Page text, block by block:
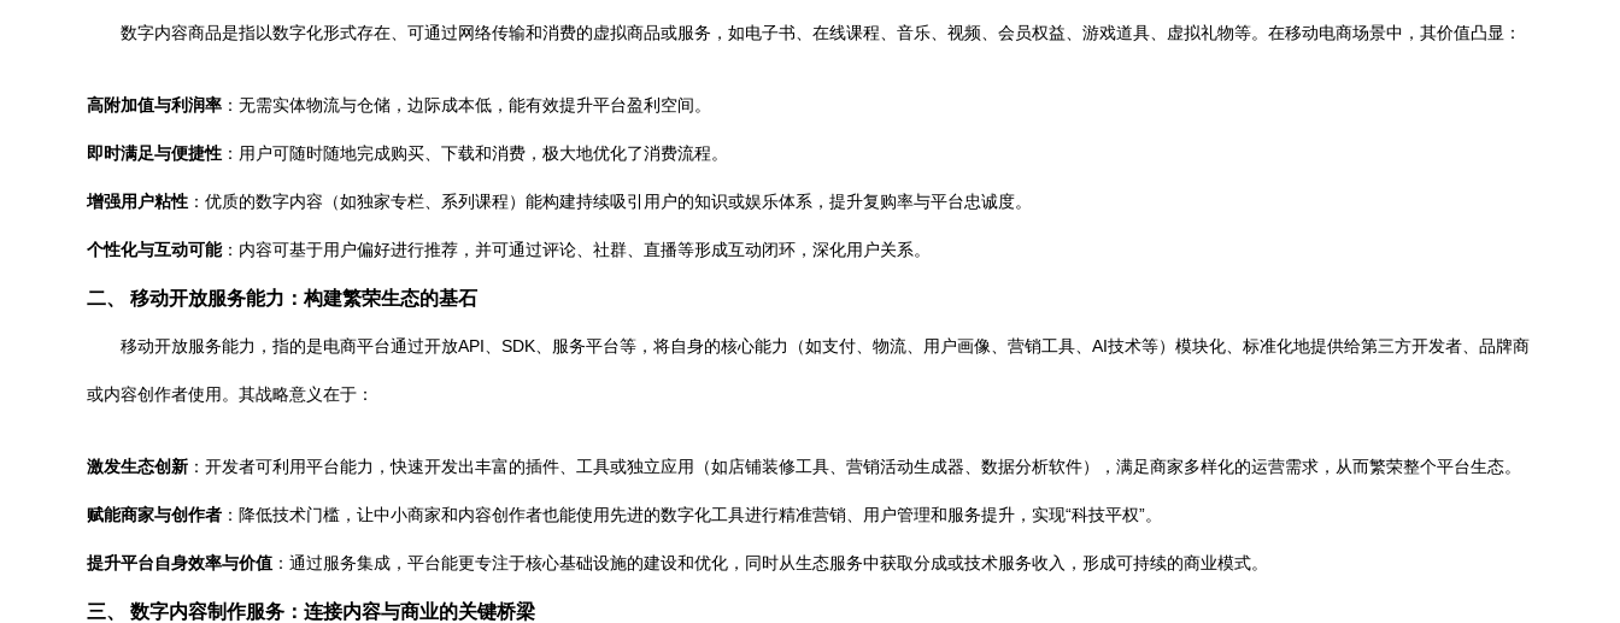
数字内容商品是指以数字化形式存在、可通过网络传输和消费的虚拟商品或服务，如电子书、在线课程、音乐、视频、会员权益、游戏道具、虚拟礼物等。在移动电商场景中，其价值凸显：
高附加值与利润率 ：无需实体物流与仓储，边际成本低，能有效提升平台盈利空间。
即时满足与便捷性 ：用户可随时随地完成购买、下载和消费，极大地优化了消费流程。
增强用户粘性 ：优质的数字内容（如独家专栏、系列课程）能构建持续吸引用户的知识或娱乐体系，提升复购率与平台忠诚度。
个性化与互动可能：内容可基于用户偏好进行推荐，并可通过评论、社群、直播等形成互动闭环，深化用户关系。
二、 移动开放服务能力：构建繁荣生态的基石
移动开放服务能力，指的是电商平台通过开放API、SDK、服务平台等，将自身的核心能力（如支付、物流、用户画像、营销工具、AI技术等）模块化、标准化地提供给第三方开发者、品牌商
或内容创作者使用。其战略意义在于：
激发生态创新 ：开发者可利用平台能力，快速开发出丰富的插件、工具或独立应用（如店铺装修工具、营销活动生成器、数据分析软件），满足商家多样化的运营需求，从而繁荣整个平台生态。
赋能商家与创作者 ：降低技术门槛，让中小商家和内容创作者也能使用先进的数字化工具进行精准营销、用户管理和服务提升，实现“科技平权”。
提升平台自身效率与价值 ：通过服务集成，平台能更专注于核心基础设施的建设和优化，同时从生态服务中获取分成或技术服务收入，形成可持续的商业模式。
三、 数字内容制作服务：连接内容与商业的关键桥梁